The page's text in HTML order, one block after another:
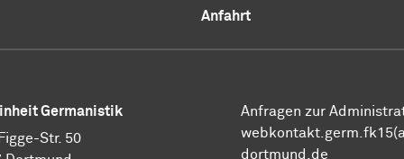
Anfahrt
Germanistik
Str. 50
Anfragen zur
dortmund.de